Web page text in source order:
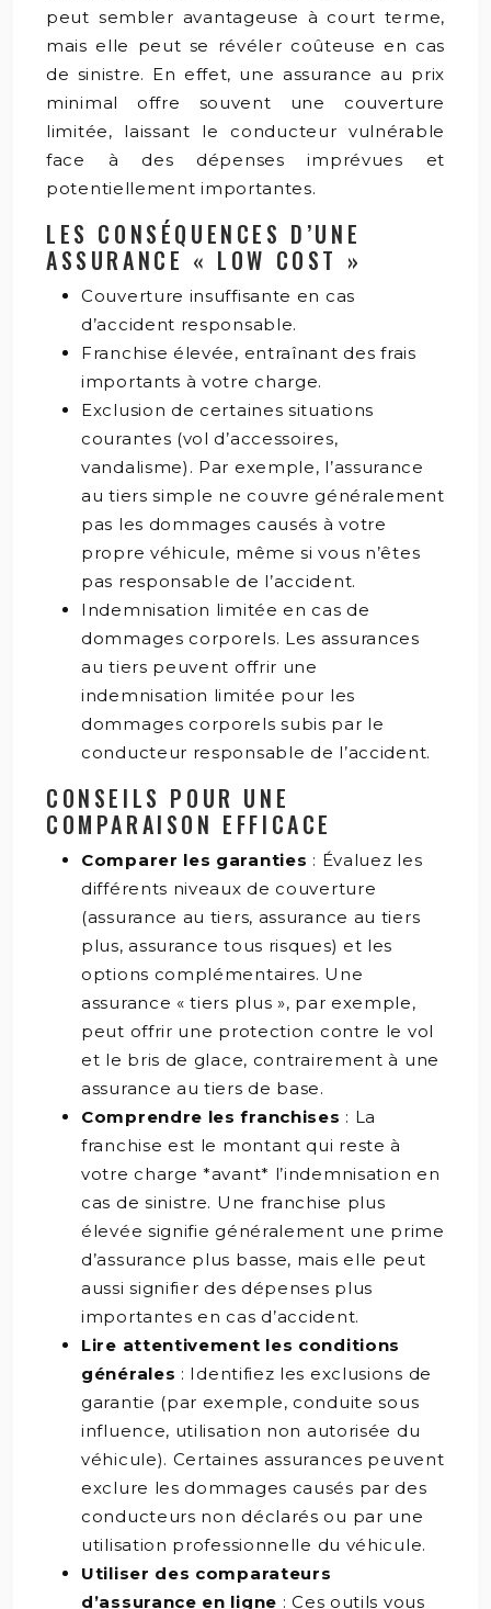
peut sembler avantageuse à court terme,
mais elle peut se révéler coûteuse en cas
de sinistre. En effet, une assurance au prix
minimal offre souvent une couverture
limitée, laissant le conducteur vulnérable
face à des dépenses imprévues et
potentiellement importantes.
LES CONSÉQUENCES D’UNE
ASSURANCE « LOW COST »
Couverture insuffisante en cas
d’accident responsable.
Franchise élevée, entraînant des frais
importants à votre charge.
Exclusion de certaines situations
courantes (vol d’accessoires,
vandalisme). Par exemple, l’assurance
au tiers simple ne couvre généralement
pas les dommages causés à votre
propre véhicule, même si vous n’êtes
pas responsable de l’accident.
Indemnisation limitée en cas de
dommages corporels. Les assurances
au tiers peuvent offrir une
indemnisation limitée pour les
dommages corporels subis par le
conducteur responsable de l’accident.
CONSEILS POUR UNE
COMPARAISON EFFICACE
Comparer les garanties : Évaluez les
différents niveaux de couverture
(assurance au tiers, assurance au tiers
plus, assurance tous risques) et les
options complémentaires. Une
assurance « tiers plus », par exemple,
peut offrir une protection contre le vol
et le bris de glace, contrairement à une
assurance au tiers de base.
Comprendre les franchises : La
franchise est le montant qui reste à
votre charge *avant* l’indemnisation en
cas de sinistre. Une franchise plus
élevée signifie généralement une prime
d’assurance plus basse, mais elle peut
aussi signifier des dépenses plus
importantes en cas d’accident.
Lire attentivement les conditions
générales : Identifiez les exclusions de
garantie (par exemple, conduite sous
influence, utilisation non autorisée du
véhicule). Certaines assurances peuvent
exclure les dommages causés par des
conducteurs non déclarés ou par une
utilisation professionnelle du véhicule.
Utiliser des comparateurs
d’assurance en ligne : Ces outils vous